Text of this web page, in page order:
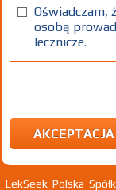
Tramadol
tabl. powl.
100%
Oświadczam,
osobą
lecznicze.
AKCEPTACJA
LekSeek Polska